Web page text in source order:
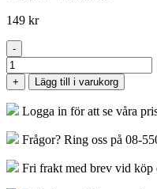
149 kr
-
CNMG
160612-
HR
PH5320
mängd
+ Lägg till i varukorg
Logga in för att se våra
Frågor? Ring oss på 08-
Fri frakt med brev vid köp